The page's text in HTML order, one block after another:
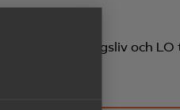
Kontakt
Svenskt Näringsliv och